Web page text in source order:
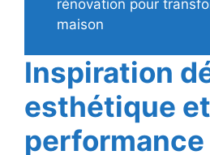
rénovation pour
maison
Inspiration
esthétique et
performance